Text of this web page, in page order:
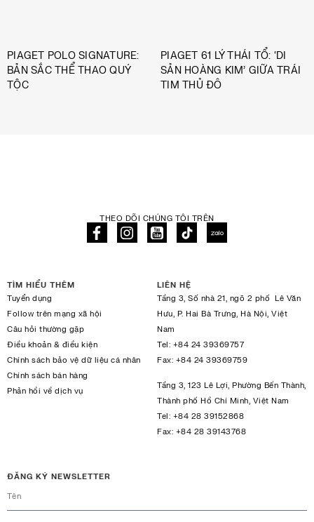
PIAGET POLO SIGNATURE:
BẢN SẮC THỂ THAO QUÝ
TỘC
PIAGET 61 LÝ THÁI TỔ: ‘DI
SẢN HOÀNG KIM’ GIỮA TRÁI
TIM THỦ ĐÔ
THEO DÕI CHÚNG TÔI TRÊN
TÌM HIỂU THÊM
Tuyển dụng
Follow trên mạng xã hội
Câu hỏi thường gặp
Điều khoản & điều kiện
Chính sách bảo vệ dữ liệu cá nhân
Chính sách bán hàng
Phản hồi về dịch vụ
LIÊN HỆ
Tầng 3, Số nhà 21, ngõ 2 phố Lê Văn
Hưu, P. Hai Bà Trưng, Hà Nội, Việt
Nam
Tel: +84 24 39369757
Fax: +84 24 39369759
Tầng 3, 123 Lê Lợi, Phường Bến Thành,
Thành phố Hồ Chí Minh, Việt Nam
Tel: +84 28 39152868
Fax: +84 28 39143768
ĐĂNG KÝ NEWSLETTER